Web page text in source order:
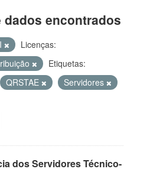
encontrados
Licenças:
Etiquetas:
QRSTAE
Servidores
dos Servidores Técnico-